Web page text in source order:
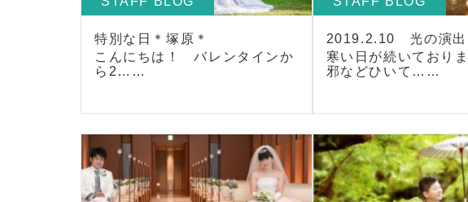
特別な日＊塚原＊
こんにちは！ バレンタインか
ら2……
2019.2.10 光の演出
寒い日が続いており
邪などひいて……